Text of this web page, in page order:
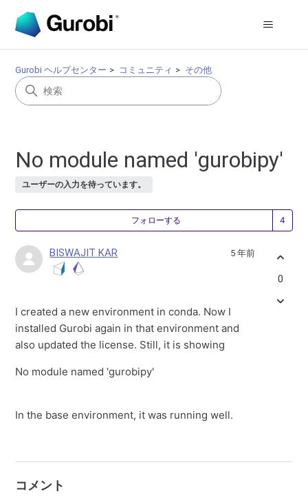
Gurobi ヘルプセンター コミュニティ その他
No module named 'gurobipy'
ユーザーの入力を待っています。
フォローする
BISWAJIT KAR 5 年前
I created a new environment in conda. Now I
installed Gurobi again in that environment and
also updated the license. Still, it is showing
No module named 'gurobipy'
In the base environment, it was running well.
0
コメント